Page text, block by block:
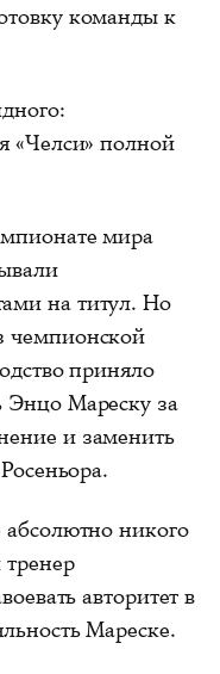
команды к
«Челси» полной
мира
на титул. Но
чемпионской
приняло
Энцо Мареску за
и заменить
никого
авторитет в
Мареске.